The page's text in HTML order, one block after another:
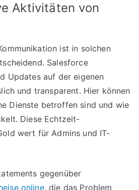
Aktivitäten von
ist in solchen
Salesforce
Updates auf der eigenen
und transparent. Hier können
Dienste betroffen sind und wie
Diese Echtzeit-
wert für Admins und IT-
gegenüber
online, die das Problem